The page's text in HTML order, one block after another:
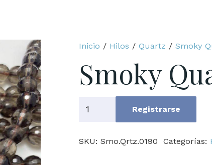
Inicio / Hilos / Quartz / Smoky
Smoky
cantidad
Registrarse
SKU: Smo.Qrtz.0190 Categorías: